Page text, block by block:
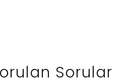
Sorular